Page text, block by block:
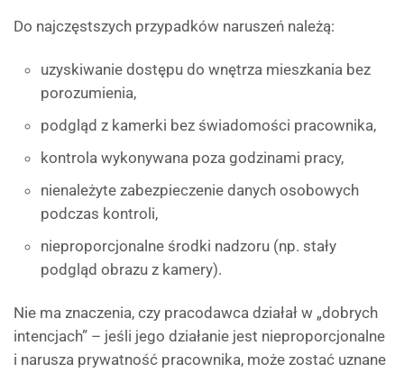
Do najczęstszych przypadków naruszeń należą:
uzyskiwanie dostępu do wnętrza mieszkania bez
porozumienia,
podgląd z kamerki bez świadomości pracownika,
kontrola wykonywana poza godzinami pracy,
nienależyte zabezpieczenie danych osobowych
podczas kontroli,
nieproporcjonalne środki nadzoru (np. stały
podgląd obrazu z kamery).
Nie ma znaczenia, czy pracodawca działał w „dobrych
intencjach” – jeśli jego działanie jest nieproporcjonalne
i narusza prywatność pracownika, może zostać uznane